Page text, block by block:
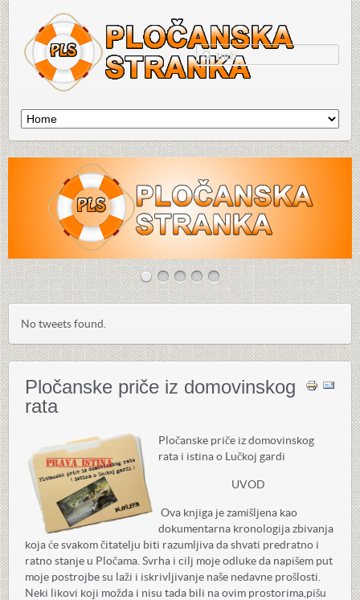
No tweets found.
Pločanske priče iz domovinskog
rata
Pločanske priče iz domovinskog
rata i istina o Lučkoj gardi
UVOD
Ova knjiga je zamišljena kao
dokumentarna kronologija zbivanja
koja će svakom čitatelju biti razumljiva da shvati predratno i
ratno stanje u Pločama. Svrha i cilj moje odluke da napišem put
moje postrojbe su laži i iskrivljivanje naše nedavne prošlosti.
Neki likovi koji možda i nisu tada bili na ovim prostorima,pišu